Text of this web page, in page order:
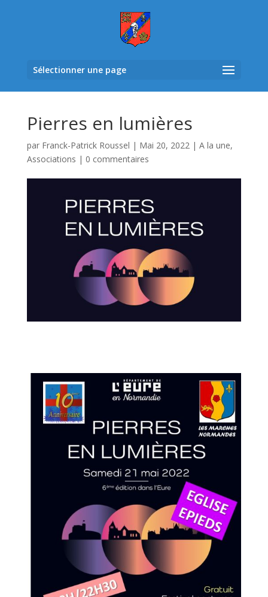
Sélectionner une page
Pierres en lumières
par Franck-Patrick Roussel | Mai 20, 2022| A la une,
Associations | 0 commentaires